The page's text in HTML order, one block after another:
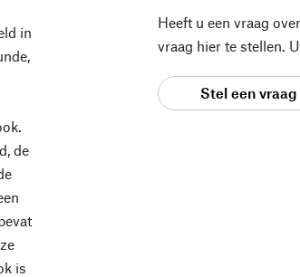
in
de
is
Heeft u een vraag
vraag hier te stellen.
Stel een vraag